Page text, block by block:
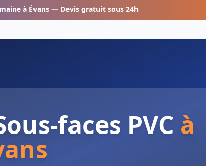
à Évans— Devis gratuit sous 24h
faces PVC à